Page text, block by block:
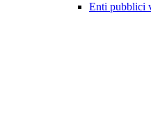
Enti pubblici